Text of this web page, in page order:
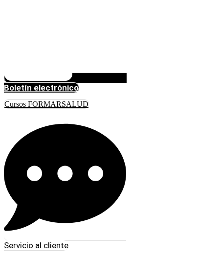
Boletín electrónico
Cursos FORMARSALUD
Servicio al cliente